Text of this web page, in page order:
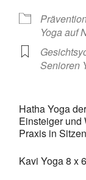
Yoga auf
Senioren
Hatha Yoga
Einsteiger und
Praxis in
Kavi Yoga 8 x